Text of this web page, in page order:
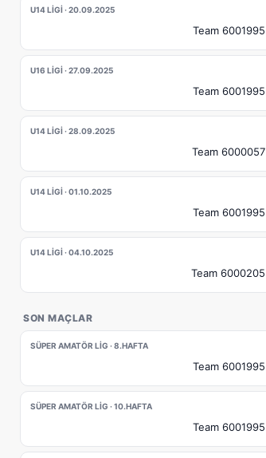
U14 LIGI · 20.09.2025
Team 6001995
U16 LIGI · 27.09.2025
Team 6001995
U14 LIGI · 28.09.2025
Team 6000057
U14 LIGI · 01.10.2025
Team 6001995
U14 LIGI · 04.10.2025
Team 6000205
SON MAÇLAR
SÜPER AMATÖR LIG · 8.HAFTA
Team 6001995
SÜPER AMATÖR LIG · 10.HAFTA
Team 6001995